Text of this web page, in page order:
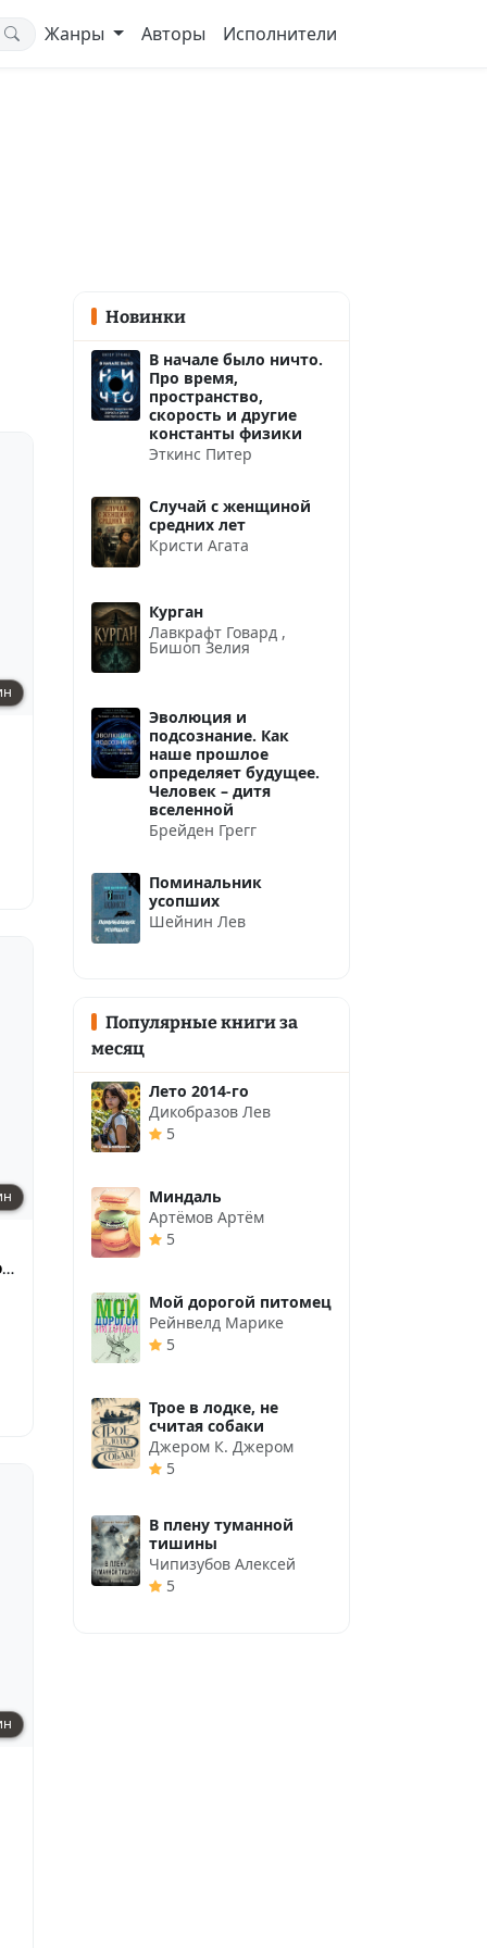
Жанры Авторы Исполнители
Новинки
В начале было ничто.
Про время,
пространство,
скорость и другие
константы физики
Эткинс Питер
Случай с женщиной
средних лет
Кристи Агата
Курган
Лавкрафт Говард ,
Бишоп Зелия
Эволюция и
подсознание. Как
наше прошлое
определяет будущее.
Человек – дитя
вселенной
Брейден Грегг
Поминальник
усопших
Шейнин Лев
Популярные книги за
месяц
Лето 2014-го
Дикобразов Лев
5
Миндаль
Артёмов Артём
5
Мой дорогой питомец
Рейнвелд Марике
5
Трое в лодке, не
считая собаки
Джером К. Джером
5
В плену туманной
тишины
Чипизубов Алексей
5